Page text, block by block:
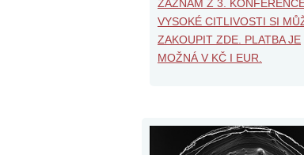
ZÁZNAM Z 3.
VYSOKÉ CITLIVOSTI SI
ZAKOUPIT ZDE. PLATBA JE
MOŽNÁ V KČ I EUR.